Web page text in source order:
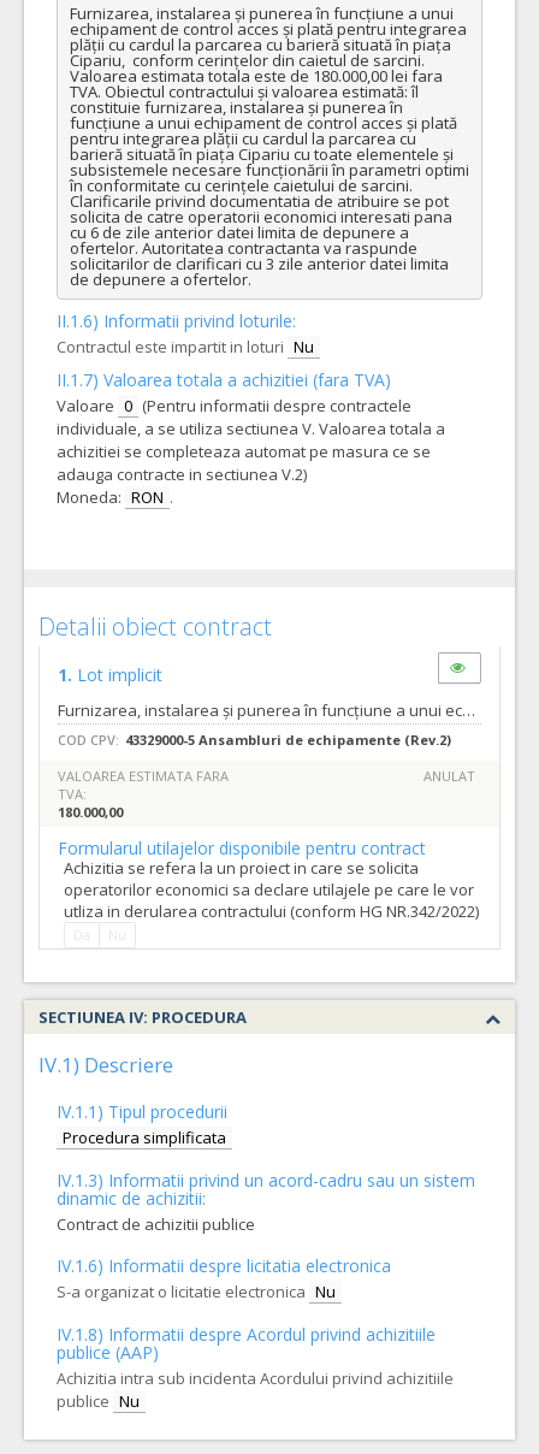
Furnizarea, instalarea și punerea în funcțiune a unui
echipament de control acces și plată pentru integrarea
plății cu cardul la parcarea cu barieră situată în piața
Cipariu,  conform cerințelor din caietul de sarcini.
Valoarea estimata totala este de 180.000,00 lei fara
TVA. Obiectul contractului și valoarea estimată: îl
constituie furnizarea, instalarea și punerea în
funcțiune a unui echipament de control acces și plată
pentru integrarea plății cu cardul la parcarea cu
barieră situată în piața Cipariu cu toate elementele și
subsistemele necesare funcționării în parametri optimi
în conformitate cu cerințele caietului de sarcini.
Clarificarile privind documentatia de atribuire se pot
solicita de catre operatorii economici interesati pana
cu 6 de zile anterior datei limita de depunere a
ofertelor. Autoritatea contractanta va raspunde
solicitarilor de clarificari cu 3 zile anterior datei limita
de depunere a ofertelor.
II.1.6) Informatii privind loturile:
Contractul este impartit in loturi Nu
II.1.7) Valoarea totala a achizitiei (fara TVA)
Valoare 0 (Pentru informatii despre contractele
individuale, a se utiliza sectiunea V. Valoarea totala a
achizitiei se completeaza automat pe masura ce se
adauga contracte in sectiunea V.2)
Moneda: RON .
Detalii obiect contract
1. Lot implicit
Furnizarea, instalarea și punerea în funcțiune a unui echipament de control acces și plată pentru integrarea plății cu cardul la parcarea cu barieră situată în piața Cipariu, conform cerințelor din caietul de sarcini. Valoarea estimata totala este de 180.000,00 lei fara TVA. Obiectul contractului și valoarea estimată: îl constituie furnizarea, instalarea și punerea în funcțiune a unui echipament de control acces și plată pentru integrarea plății cu cardul la parcarea cu barieră situată în piața Cipariu cu toate elementele și subsistemele necesare funcționării în parametri optimi în conformitate cu cerințele caietului de sarcini. Clarificarile privind documentatia de atribuire se pot solicita de catre operatorii economici interesati pana cu 6 de zile anterior datei limita de depunere a ofertelor. Autoritatea contractanta va raspunde solicitarilor de clarificari cu 3 zile anterior datei limita de depunere a ofertelor.
COD CPV: 43329000-5 Ansambluri de echipamente (Rev.2)
VALOAREA ESTIMATA FARA
TVA:
180.000,00
ANULAT
Formularul utilajelor disponibile pentru contract
Achizitia se refera la un proiect in care se solicita
operatorilor economici sa declare utilajele pe care le vor
utliza in derularea contractului (conform HG NR.342/2022)
SECTIUNEA IV: PROCEDURA
IV.1) Descriere
IV.1.1) Tipul procedurii
Procedura simplificata
IV.1.3) Informatii privind un acord-cadru sau un sistem
dinamic de achizitii:
Contract de achizitii publice
IV.1.6) Informatii despre licitatia electronica
S-a organizat o licitatie electronica Nu
IV.1.8) Informatii despre Acordul privind achizitiile
publice (AAP)
Achizitia intra sub incidenta Acordului privind achizitiile
publice Nu